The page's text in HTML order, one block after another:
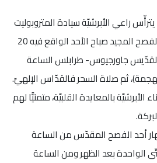
راعي الأبرشيّة سيادة المتروبوليت
أفرام (كرياكوس)، قدّاس الفصح المجيد صباح الأحد الواقع فيه 20
القدّيس جاورجيوس- طرابلس الساعة
ثم صلاة السحر فالقدّاس الإلهيّ.
بالمعايدة القلبيّة، متمنيًّا لهم
أحد الفصح المقدّس من الساعة
الواحدة بعد الظهر ومن الساعة